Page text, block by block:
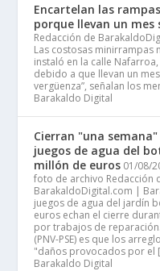
Encartelan las
porque llevan un
Redacción de
Las costosas minirrampas
instaló en la calle
debido a que llevan un
vergüenza”, señalan los
Barakaldo Digital
Cierran "una
juegos de agua del
millón de euros 01/08/
foto de archivo Redacción
BarakaldoDigital.com |
juegos de agua del jardín
euros echan el cierre
por trabajos de
(PNV-PSE) es que los
"daños provocados por el
Barakaldo Digital